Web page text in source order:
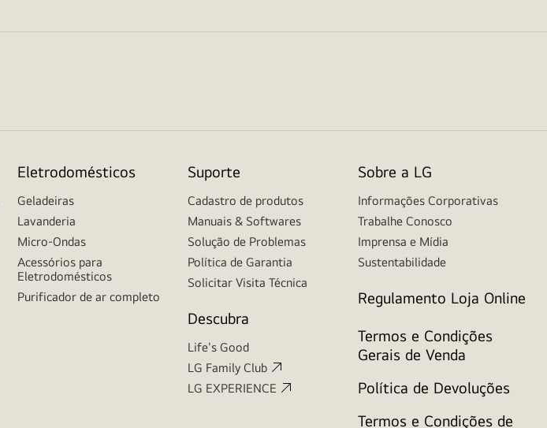
Eletrodomésticos
Geladeiras
Lavanderia
Micro-Ondas
Acessórios para
Eletrodomésticos
Purificador de ar completo
Suporte
Cadastro de produtos
Manuais & Softwares
Solução de Problemas
Política de Garantia
Solicitar Visita Técnica
Descubra
Life's Good
LG Family Club
LG EXPERIENCE
Sobre a LG
Informações Corporativas
Trabalhe Conosco
Imprensa e Mídia
Sustentabilidade
Regulamento Loja Online
Termos e Condições
Gerais de Venda
Política de Devoluções
Termos e Condições de